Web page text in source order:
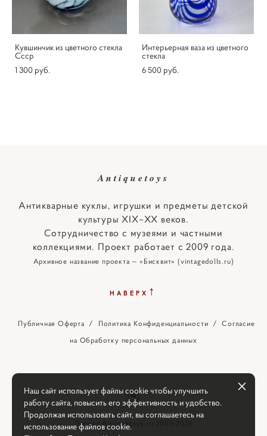
Кувшинчик из цветного стекла
Ссср
1 300 pуб.
Интерьерная ваза из цветного
стекла
6 500 pуб.
Antiquetoys
Антикварные куклы, игрушки и предметы детской
культуры XIX–XX веков.
Сотрудничество с музеями и частными
коллекциями. Проект работает с 2009 года.
Архивное название проекта — «Бисквит» (vintagedolls.ru)
НАВЕРХ ↑
Публичная Оферта / Политика Конфиденциальности /Согласие
на Обработку персональных данных
Проект Antiquetoys.ru 2009-2026
Наш сайт использует файлы cookie чтобы улучшить
работу сайта, повысить его эффективность и удобство.
Продолжая использовать сайт, вы соглашаетесь на
использование файлов cookie.